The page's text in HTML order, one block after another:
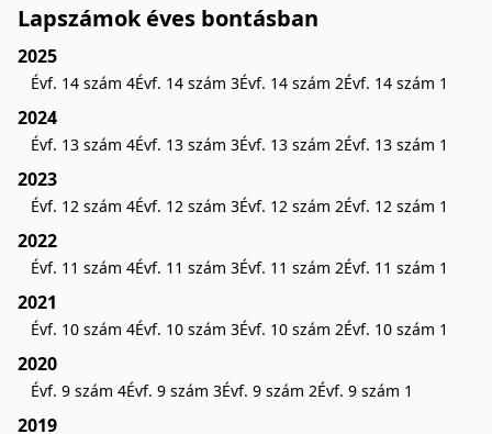
Lapszámok éves bontásban
2025
Évf. 14 szám 4Évf. 14 szám 3Évf. 14 szám 2Évf. 14 szám 1
2024
Évf. 13 szám 4Évf. 13 szám 3Évf. 13 szám 2Évf. 13 szám 1
2023
Évf. 12 szám 4Évf. 12 szám 3Évf. 12 szám 2Évf. 12 szám 1
2022
Évf. 11 szám 4Évf. 11 szám 3Évf. 11 szám 2Évf. 11 szám 1
2021
Évf. 10 szám 4Évf. 10 szám 3Évf. 10 szám 2Évf. 10 szám 1
2020
Évf. 9 szám 4Évf. 9 szám 3Évf. 9 szám 2Évf. 9 szám 1
2019